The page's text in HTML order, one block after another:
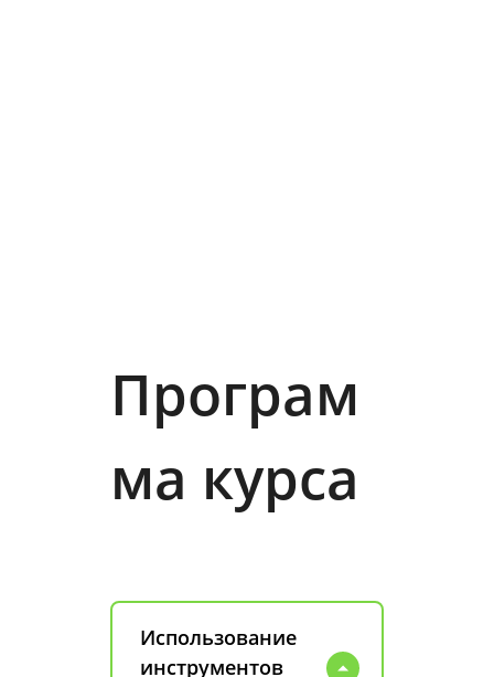
Програм
ма курса
Использование
инструментов